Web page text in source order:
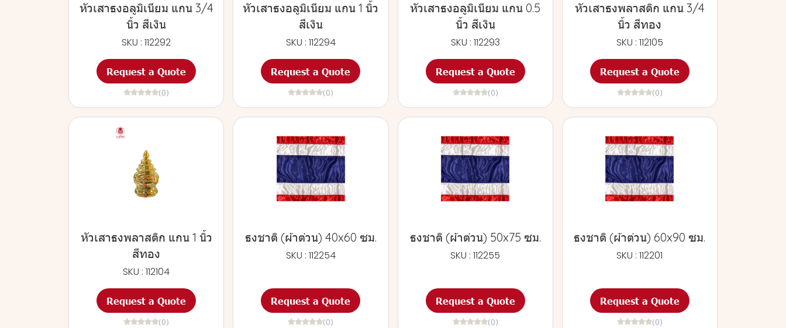
หัวเสาธงอลูมิเนียม แกน 3/4
นิ้ว สีเงิน
SKU : 112292
Request a Quote
(0)
หัวเสาธงอลูมิเนียม แกน 1 นิ้ว
สีเงิน
SKU : 112294
Request a Quote
(0)
หัวเสาธงอลูมิเนียม แกน 0.5
นิ้ว สีเงิน
SKU : 112293
Request a Quote
(0)
หัวเสาธงพลาสติก แกน 3/4
นิ้ว สีทอง
SKU : 112105
Request a Quote
(0)
หัวเสาธงพลาสติก แกน 1 นิ้ว
สีทอง
SKU : 112104
Request a Quote
(0)
ธงชาติ (ผ้าต่วน) 40x60 ซม.
SKU : 112254
Request a Quote
(0)
ธงชาติ (ผ้าต่วน) 50x75 ซม.
SKU : 112255
Request a Quote
(0)
ธงชาติ (ผ้าต่วน) 60x90 ซม.
SKU : 112201
Request a Quote
(0)